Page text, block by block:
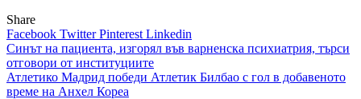
Share
Facebook TwitterPinterest Linkedin
Навигация
Синът на пациента, изгорял във варненска психиатрия, търси
отговори от институциите
Атлетико Мадрид победи Атлетик Билбао с гол в добавеното
време на Анхел Кореа